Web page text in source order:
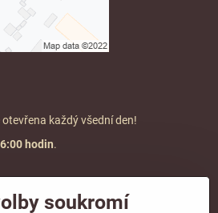
každý všední den!
hodin.
soukromí